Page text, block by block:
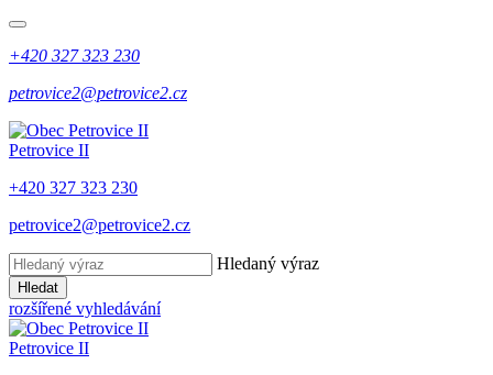
+420 327 323 230
petrovice2@petrovice2.cz
Petrovice II
+420 327 323 230
petrovice2@petrovice2.cz
Hledaný výraz
Hledat
rozšířené vyhledávání
Petrovice II